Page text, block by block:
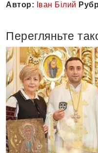
Автор: Іван Білий
Перегляньте